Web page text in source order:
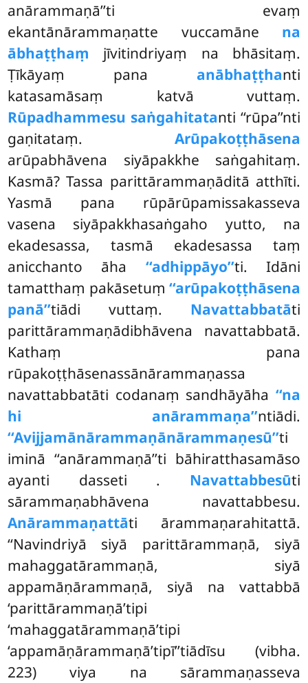
anārammaṇā’’ti evaṃ
ekantānārammaṇatte vuccamāne na
ābhaṭṭhaṃ jīvitindriyaṃ na bhāsitaṃ.
Ṭīkāyaṃ pana anābhaṭṭhanti
katasamāsaṃ katvā vuttaṃ.
Rūpadhammesu saṅgahitatanti ‘‘rūpa’’nti
gaṇitataṃ. Arūpakoṭṭhāsena
arūpabhāvena siyāpakkhe saṅgahitaṃ.
Kasmā? Tassa parittārammaṇāditā atthīti.
Yasmā pana rūpārūpamissakasseva
vasena siyāpakkhasaṅgaho yutto, na
ekadesassa, tasmā ekadesassa taṃ
anicchanto āha ‘‘adhippāyo’’ti. Idāni
tamatthaṃ pakāsetuṃ ‘‘arūpakoṭṭhāsena
panā’’tiādi vuttaṃ. Navattabbatāti
parittārammaṇādibhāvena navattabbatā.
Kathaṃ pana
rūpakoṭṭhāsenassānārammaṇassa
navattabbatāti codanaṃ sandhāyāha ‘‘na
hi anārammaṇa’’ntiādi.
‘‘Avijjamānārammaṇānārammaṇesū’’ti
iminā ‘‘anārammaṇā’’ti bāhiratthasamāso
ayanti dasseti . Navattabbesūti
sārammaṇabhāvena navattabbesu.
Anārammaṇattāti ārammaṇarahitattā.
‘‘Navindriyā siyā parittārammaṇā, siyā
mahaggatārammaṇā, siyā
appamāṇārammaṇā, siyā na vattabbā
‘parittārammaṇā’tipi
‘mahaggatārammaṇā’tipi
‘appamāṇārammaṇā’tipī’’tiādīsu (vibha.
223) viya na sārammaṇasseva